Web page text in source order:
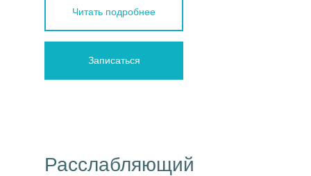
Читать подробнее
Записаться
Расслабляющий